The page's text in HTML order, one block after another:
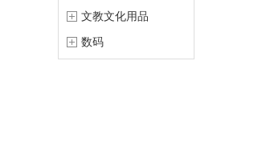
文教文化用品
数码